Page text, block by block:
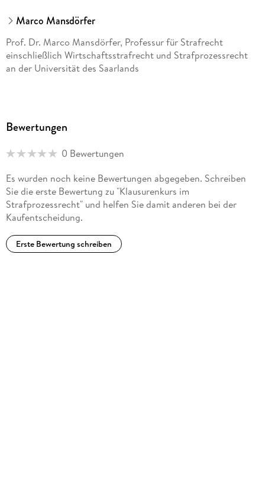
Marco Mansdörfer
Prof. Dr. Marco Mansdörfer, Professur für Strafrecht
einschließlich Wirtschaftsstrafrecht und Strafprozessrecht
an der Universität des Saarlands
Bewertungen
0 Bewertungen
Es wurden noch keine Bewertungen abgegeben. Schreiben
Sie die erste Bewertung zu "Klausurenkurs im
Strafprozessrecht" und helfen Sie damit anderen bei der
Kaufentscheidung.
Erste Bewertung schreiben